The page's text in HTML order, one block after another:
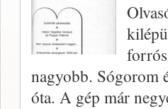
nagyobb. Sógorom
óta. A gép már